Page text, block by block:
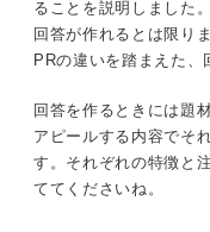
ることを説明しました
回答が作れるとは限り
PRの違いを踏まえた、
回答を作るときには題
アピールする内容でそ
す。それぞれの特徴と
ててくださいね。